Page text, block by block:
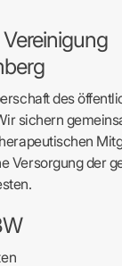
des
sichern
Versorgung der